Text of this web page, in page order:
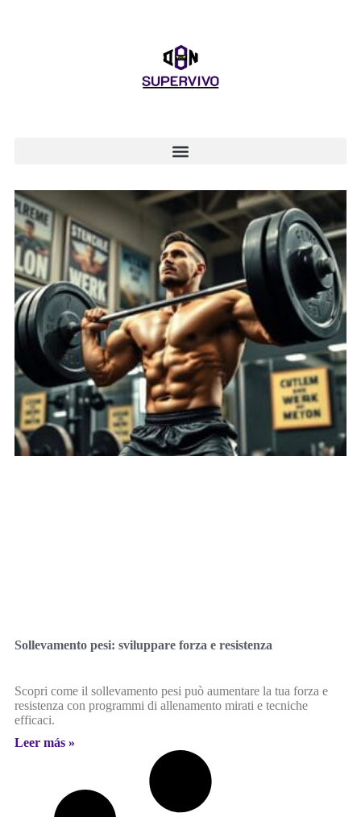
Sollevamento pesi: sviluppare forza e resistenza
Scopri come il sollevamento pesi può aumentare la tua forza e
resistenza con programmi di allenamento mirati e tecniche
efficaci.
Leer más »